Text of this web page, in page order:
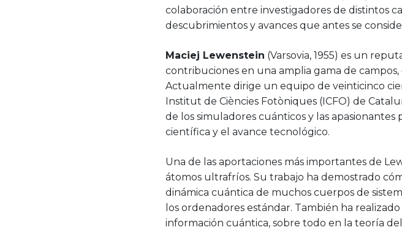
colaboración entre investigadores de distintos
descubrimientos y avances que antes se
Maciej Lewenstein (Varsovia, 1955) es un
contribuciones en una amplia gama de
Actualmente dirige un equipo de veinticinco
Institut de Ciències Fotòniques (ICFO) de
de los simuladores cuánticos y las
científica y el avance tecnológico.
Una de las aportaciones más importantes de
átomos ultrafríos. Su trabajo ha demostrado
dinámica cuántica de muchos cuerpos de
los ordenadores estándar. También ha
información cuántica, sobre todo en la teoría